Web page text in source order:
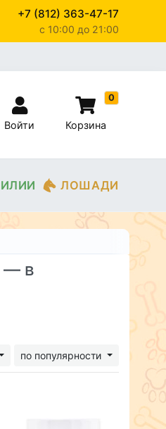
+7 (812) 363-47-17
c 10:00 до 21:00
Войти
0
Корзина
ЛОШАДИ
— в
по популярности